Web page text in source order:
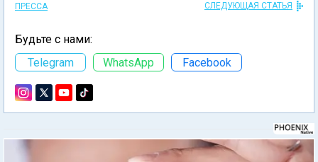
ПРЕССА СЛЕДУЮЩАЯ СТАТЬЯ
Будьте с нами:
Telegram
WhatsApp Facebook